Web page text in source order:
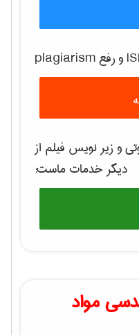
و زیر نویس فیلم از
دیگر خدمات ماست:
مواد